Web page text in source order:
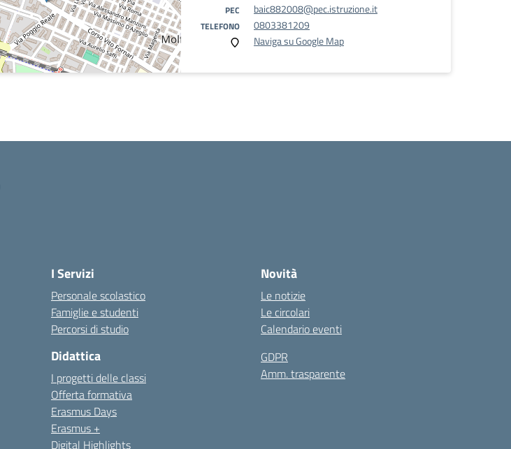
PEC baic882008@pec.istruzione.it
TELEFONO
0803381209
Naviga su Google Map
I Servizi
Personale scolastico
Famiglie e studenti
Percorsi di studio
Didattica
I progetti delle classi
Offerta formativa
Erasmus Days
Erasmus +
Digital Highlights
Novità
Le notizie
Le circolari
Calendario eventi
GDPR
Amm. trasparente